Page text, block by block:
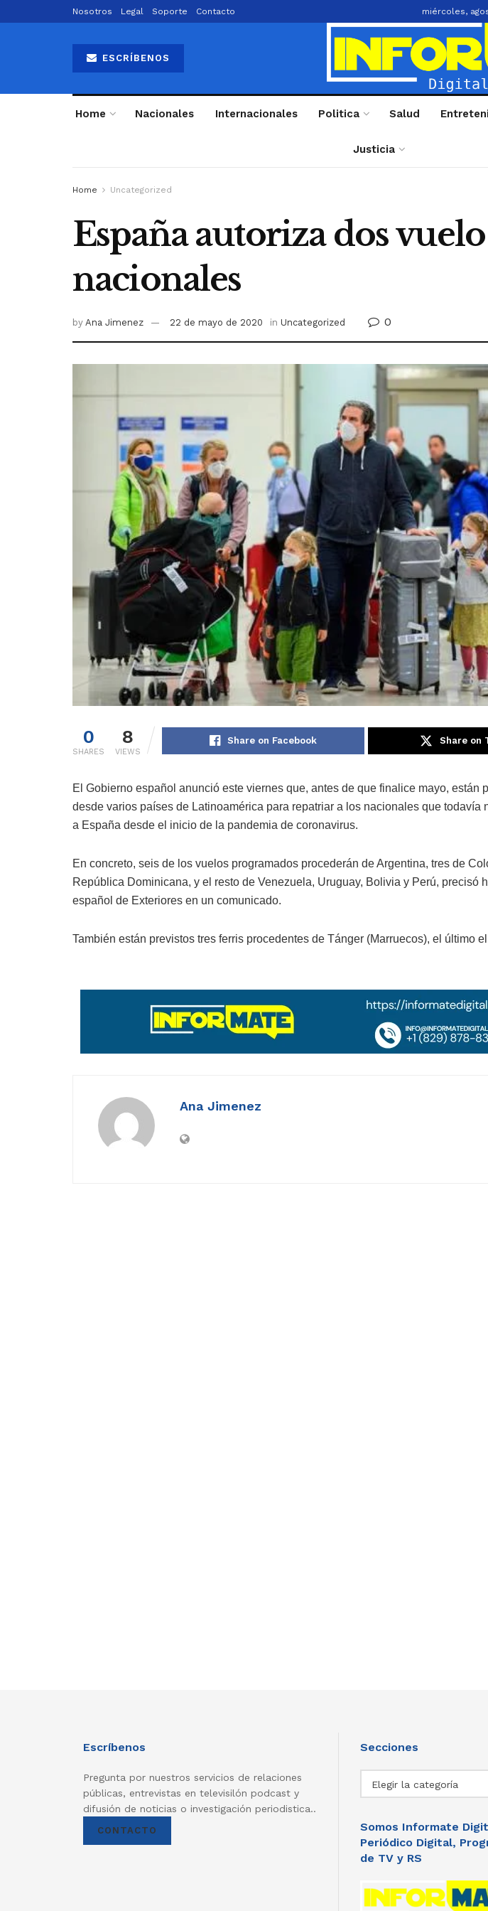
Nosotros Legal Soporte Contacto miércoles,
ESCRÍBENOS
Home Nacionales Internacionales Politica Salud
Justicia
Home Uncategorized
España autoriza dos
nacionales
by Ana Jimenez 22 de mayo de 2020 in Uncategorized 0
0
SHARES
8
VIEWS
Share on Facebook Share on
El Gobierno español anunció este viernes que, antes de que finalice mayo, están
desde varios países de Latinoamérica para repatriar a los nacionales que todavía
a España desde el inicio de la pandemia de coronavirus.
En concreto, seis de los vuelos programados procederán de Argentina, tres de
República Dominicana, y el resto de Venezuela, Uruguay, Bolivia y Perú, precisó
español de Exteriores en un comunicado.
También están previstos tres ferris procedentes de Tánger (Marruecos), el último
Ana Jimenez
Escríbenos
Pregunta por nuestros servicios de relaciones
públicas, entrevistas en televisilón podcast y
difusión de noticias o investigación periodistica..
CONTACTO
Secciones
Elegir la categoría
Somos Informate
Periódico Digital,
de TV y RS